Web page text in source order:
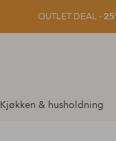
OUTLET DEAL -
Kjøkken & husholdning